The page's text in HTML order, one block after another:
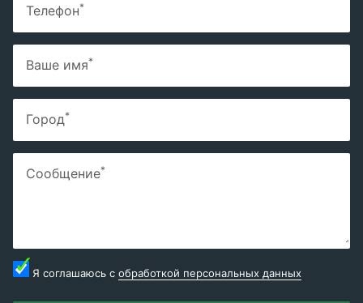
Телефон*
Ваше имя*
Город*
Сообщение*
Я соглашаюсь с обработкой персональных данных